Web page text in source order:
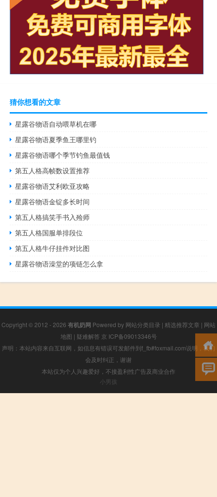
猜你想看的文章
星露谷物语自动喂草机在哪
星露谷物语夏季鱼王哪里钓
星露谷物语哪个季节钓鱼最值钱
第五人格高帧数设置推荐
星露谷物语艾利欧亚攻略
星露谷物语金锭多长时间
第五人格搞笑手书入殓师
第五人格国服单排段位
第五人格牛仔挂件对比图
星露谷物语澡堂的项链怎么拿
Copyright © 2012 - 2026 有机奶网 Powered by 网站分类目录 | 精选推荐文章 | 网站
地图 | 疑难解答 京 ICP备09013346号
声明：本站内容来自互联网，如信息有错误可发邮件到f_fb#foxmail.com说明，我们
会及时纠正，谢谢
本站仅为个人兴趣爱好，不接盈利性广告及商业合作
小男孩